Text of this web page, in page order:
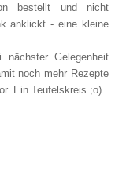
bestellt und nicht
anklickt - eine kleine
Gelegenheit
noch mehr Rezepte
Ein Teufelskreis ;o)